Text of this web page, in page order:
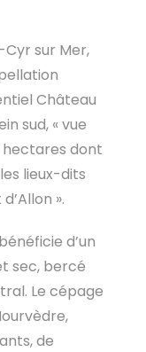
Cyr sur Mer,
Château
sud, « vue
hectares dont
lieux-dits
».
d’un
sec, bercé
Le cépage
de